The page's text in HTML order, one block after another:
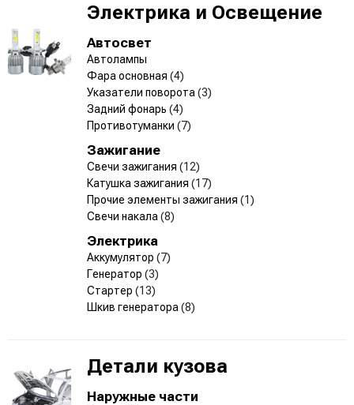
Электрика и Освещение
Автосвет
Автолампы
Фара основная (4)
Указатели поворота (3)
Задний фонарь (4)
Противотуманки (7)
Зажигание
Свечи зажигания (12)
Катушка зажигания (17)
Прочие элементы зажигания (1)
Свечи накала (8)
Электрика
Аккумулятор (7)
Генератор (3)
Стартер (13)
Шкив генератора (8)
Детали кузова
Наружные части